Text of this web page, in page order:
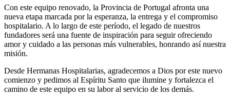
Con este equipo renovado, la Provincia de Portugal afronta una
nueva etapa marcada por la esperanza, la entrega y el compromiso
hospitalario. A lo largo de este período, el legado de nuestros
fundadores será una fuente de inspiración para seguir ofreciendo
amor y cuidado a las personas más vulnerables, honrando así nuestra
misión.
Desde Hermanas Hospitalarias, agradecemos a Dios por este nuevo
comienzo y pedimos al Espíritu Santo que ilumine y fortalezca el
camino de este equipo en su labor al servicio de los demás.